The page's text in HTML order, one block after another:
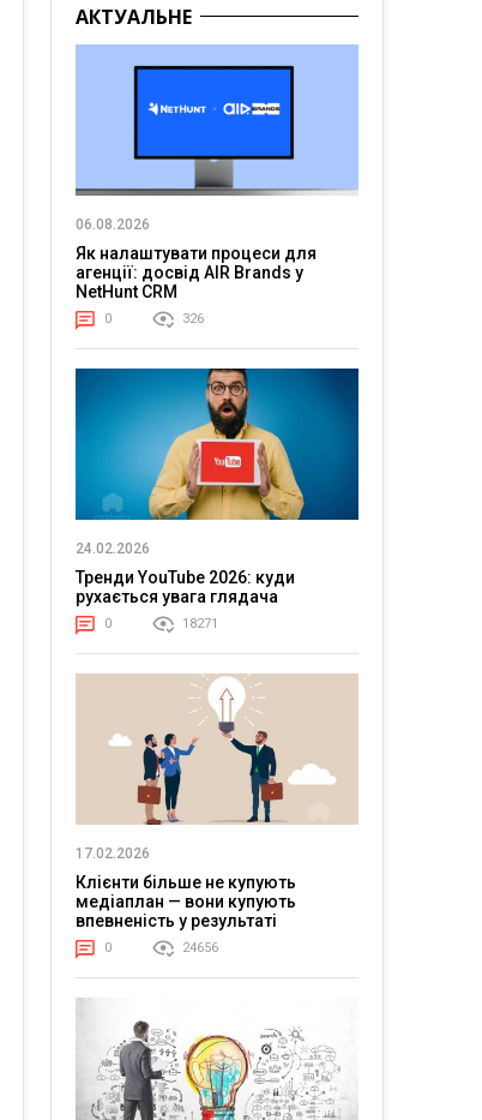
АКТУАЛЬНЕ
06.08.2026
Як налаштувати процеси для
агенції: досвід AIR Brands у
NetHunt CRM
0 326
24.02.2026
Тренди YouTube 2026: куди
рухається увага глядача
0 18271
17.02.2026
Клієнти більше не купують
медіаплан — вони купують
впевненість у результаті
0 24656